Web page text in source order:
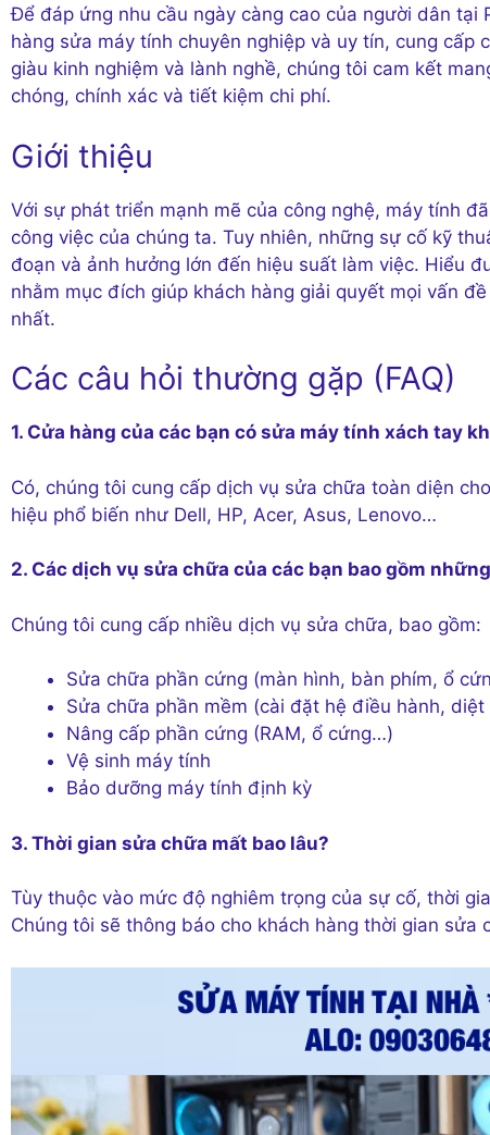
Để đáp ứng nhu cầu ngày càng cao của người dân
hàng sửa máy tính chuyên nghiệp và uy tín, cung
giàu kinh nghiệm và lành nghề, chúng tôi cam kết
chóng, chính xác và tiết kiệm chi phí.
Giới thiệu
Với sự phát triển mạnh mẽ của công nghệ, máy tính
công việc của chúng ta. Tuy nhiên, những sự cố kỹ
đoạn và ảnh hưởng lớn đến hiệu suất làm việc. Hiểu
nhằm mục đích giúp khách hàng giải quyết mọi vấn
nhất.
Các câu hỏi thường gặp (FAQ)
1. Cửa hàng của các bạn có sửa máy tính xách tay
Có, chúng tôi cung cấp dịch vụ sửa chữa toàn diện
hiệu phổ biến như Dell, HP, Acer, Asus, Lenovo…
2. Các dịch vụ sửa chữa của các bạn bao gồm
Chúng tôi cung cấp nhiều dịch vụ sửa chữa, bao gồm:
Sửa chữa phần cứng (màn hình, bàn phím, ổ
Sửa chữa phần mềm (cài đặt hệ điều hành,
Nâng cấp phần cứng (RAM, ổ cứng…)
Vệ sinh máy tính
Bảo dưỡng máy tính định kỳ
3. Thời gian sửa chữa mất bao lâu?
Tùy thuộc vào mức độ nghiêm trọng của sự cố, thời
Chúng tôi sẽ thông báo cho khách hàng thời gian